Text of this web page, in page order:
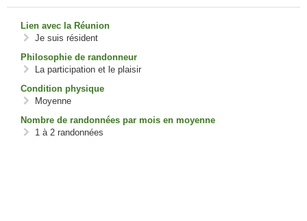
Lien avec la Réunion
Je suis résident
Philosophie de randonneur
La participation et le plaisir
Condition physique
Moyenne
Nombre de randonnées par mois en moyenne
1 à 2 randonnées